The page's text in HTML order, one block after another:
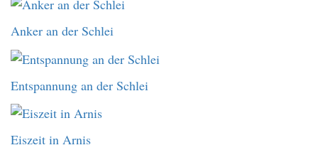
Anker an der Schlei
Entspannung an der Schlei
Eiszeit in Arnis